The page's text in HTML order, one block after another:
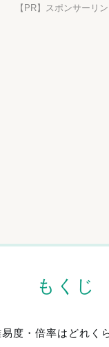
【PR】スポンサーリン
もくじ
度・倍率はどれく